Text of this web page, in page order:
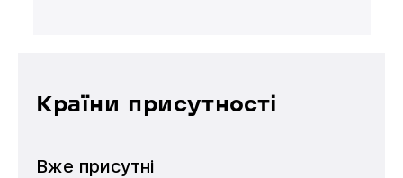
Країни присутності
Вже присутні